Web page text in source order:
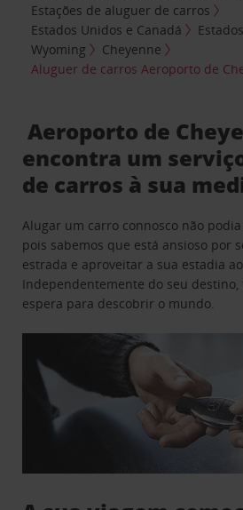
Estações de aluguer de carros
Estados Unidos e Canadá
Wyoming
Cheyenne
Aluguer de carros Aeroporto de
Aeroporto de
encontra um
de carros à sua
Alugar um carro connosco não
pois sabemos que está ansioso por
estrada e aproveitar a sua estadia
Independentemente do seu destino,
espera para descobrir o mundo.